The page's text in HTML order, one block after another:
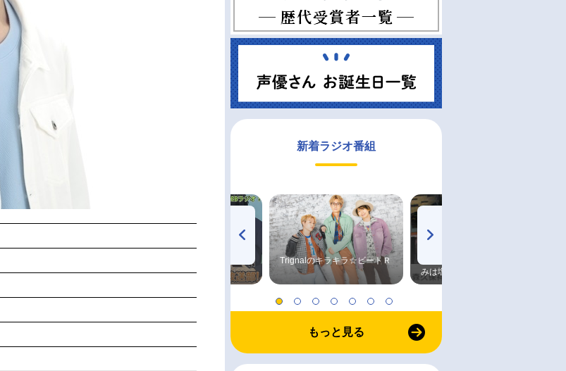
新着ラジオ番組
大直会 2nd season
Trignalのキラキラ☆ビートＲ
みは塩だけ
もっと見る